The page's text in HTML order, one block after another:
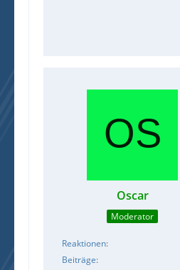
Oscar
Moderator
Reaktionen
Beiträge